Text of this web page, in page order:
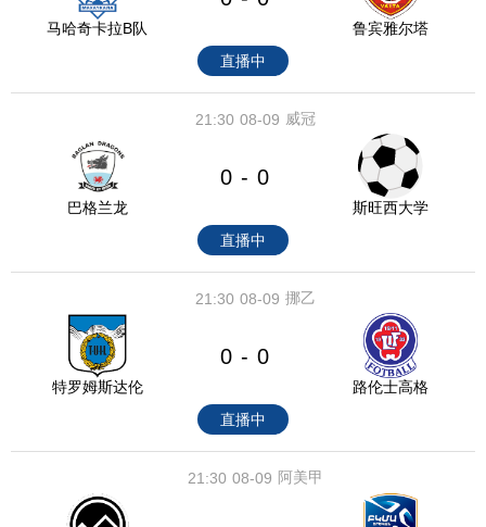
马哈奇卡拉B队
鲁宾雅尔塔
直播中
08-09
21:30 威冠
巴格兰龙
0 - 0
斯旺西大学
直播中
08-09
21:30 挪乙
特罗姆斯达伦
0 - 0
路伦士高格
直播中
08-09
21:30 阿美甲